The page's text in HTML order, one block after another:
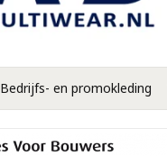
Bedrijfs- en promokleding